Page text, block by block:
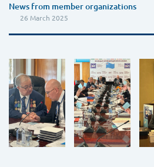
News from member organizations
26 March 2025